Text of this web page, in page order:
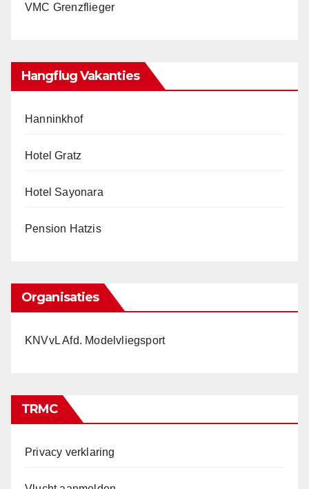
VMC Grenzflieger
Hangflug Vakanties
Hanninkhof
Hotel Gratz
Hotel Sayonara
Pension Hatzis
Organisaties
KNVvL Afd. Modelvliegsport
TRMC
Privacy verklaring